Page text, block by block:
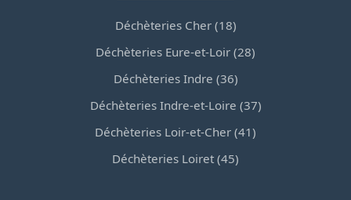
Déchèteries Cher (18)
Déchèteries Eure-et-Loir (28)
Déchèteries Indre (36)
Déchèteries Indre-et-Loire (37)
Déchèteries Loir-et-Cher (41)
Déchèteries Loiret (45)